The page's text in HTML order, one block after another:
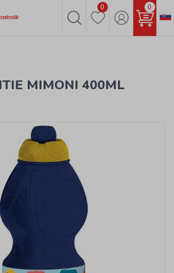
0 0
MIMONI 400ML